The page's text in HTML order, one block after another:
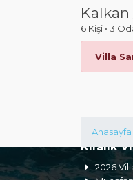
Kalkan
6 Kişi • 3
Villa
Anasayfa
Kiralık
2026